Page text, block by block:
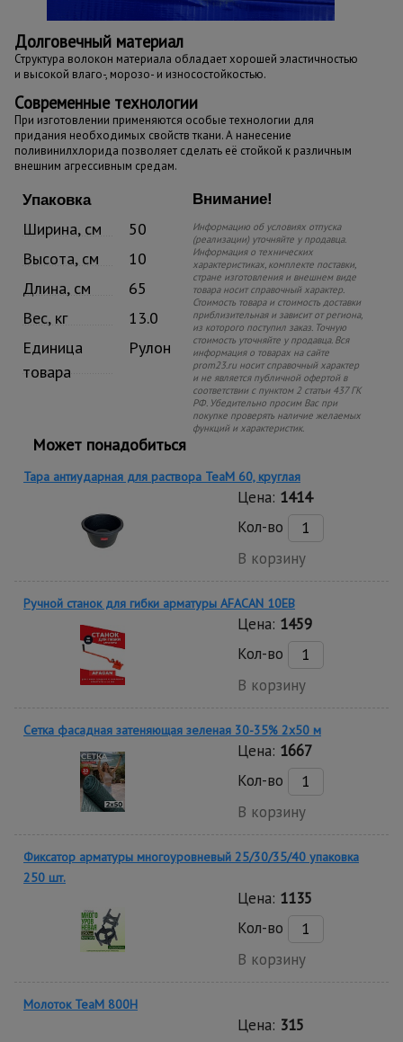
Долговечный материал
Структура волокон материала обладает хорошей эластичностью
и высокой влаго-, морозо- и износостойкостью.
Современные технологии
При изготовлении применяются особые технологии для
придания необходимых свойств ткани. А нанесение
поливинилхлорида позволяет сделать её стойкой к различным
внешним агрессивным средам.
Упаковка
Ширина, см
50
Высота, см
10
Длина, см
65
Вес, кг
13.0
Единица
товара
Рулон
Внимание!
Информацию об условиях отпуска
(реализации) уточняйте у продавца.
Информация о технических
характеристиках, комплекте поставки,
стране изготовления и внешнем виде
товара носит справочный характер.
Стоимость товара и стоимость доставки
приблизительная и зависит от региона,
из которого поступил заказ. Точную
стоимость уточняйте у продавца. Вся
информация о товарах на сайте
prom23.ru носит справочный характер
и не является публичной офертой в
соответствии с пунктом 2 статьи 437 ГК
РФ. Убедительно просим Вас при
покупке проверять наличие желаемых
функций и характеристик.
Может понадобиться
Тара антиударная для раствора TeaM 60, круглая
Цена: 1414
Кол-во
В корзину
Ручной станок для гибки арматуры AFACAN 10EB
Цена: 1459
Кол-во
В корзину
Сетка фасадная затеняющая зеленая 30-35% 2х50 м
Цена: 1667
Кол-во
В корзину
Фиксатор арматуры многоуровневый 25/30/35/40 упаковка
250 шт.
Цена: 1135
Кол-во
В корзину
Молоток TeaM 800H
Цена: 315